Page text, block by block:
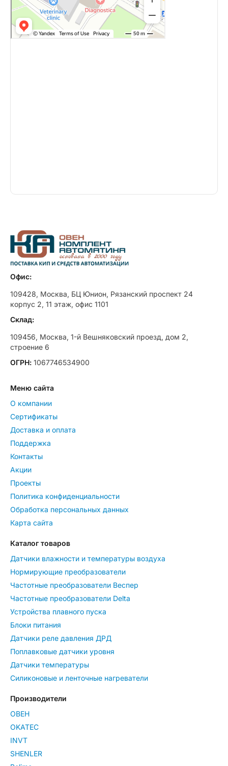
Офис:
109428, Москва, БЦ Юнион, Рязанский проспект 24
корпус 2, 11 этаж, офис 1101
Склад:
109456, Москва, 1-й Вешняковский проезд, дом 2,
строение 6
ОГРН: 1067746534900
Меню сайта
О компании
Сертификаты
Доставка и оплата
Поддержка
Контакты
Акции
Проекты
Политика конфиденциальности
Обработка персональных данных
Карта сайта
Каталог товаров
Датчики влажности и температуры воздуха
Нормирующие преобразователи
Частотные преобразователи Веспер
Частотные преобразователи Delta
Устройства плавного пуска
Блоки питания
Датчики реле давления ДРД
Поплавковые датчики уровня
Датчики температуры
Силиконовые и ленточные нагреватели
Производители
ОВЕН
OKATEC
INVT
SHENLER